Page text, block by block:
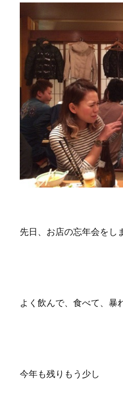
先日、お店の忘年会をし
よく飲んで、食べて、暴
今年も残りもう少し